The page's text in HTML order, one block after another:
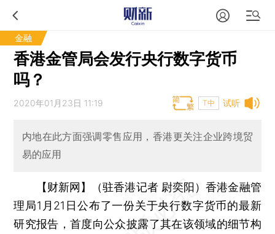
金融
香港金管局会发行央行数字货币
吗？
试听
2020年01月23日 11:19 T中
内地在此方面强调零售应用，香港更关注企业跨境贸
易的应用
【财新网】（驻香港记者 尉奕阳）香港金融管
理局1月21日公布了一份关于央行数字货币的最新
研究报告，首度向公众披露了其在该领域的细节构